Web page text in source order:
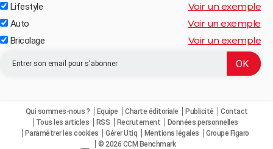
Lifestyle Voir un exemple
Auto Voir un exemple
Bricolage Voir un exemple
Qui sommes-nous ? Equipe Charte éditoriale Publicité
Contact
Tous les articles
RSS Recrutement
Données personnelles
Paramétrer les cookies
Gérer Utiq Mentions légales
Groupe Figaro
© 2026 CCM Benchmark